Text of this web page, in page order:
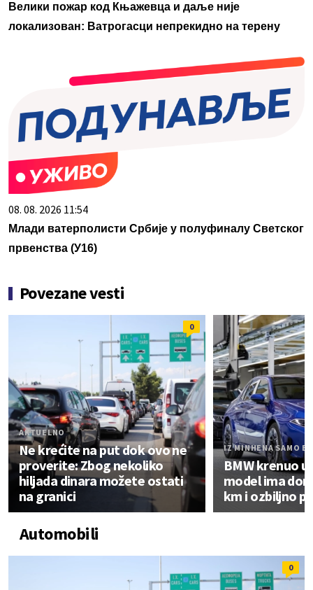
Велики пожар код Књажевца и даље није
локализован: Ватрогасци непрекидно на терену
08. 08. 2026 11:54
Млади ватерполисти Србије у полуфиналу Светског
првенства (У16)
Povezane vesti
0
AKTUELNO
Ne krećite na put dok ovo ne
proverite: Zbog nekoliko
hiljada dinara možete ostati
na granici
IZ MINHENA SAMO EV
BMW krenuo u
model ima
km i ozbiljno
Automobili
0